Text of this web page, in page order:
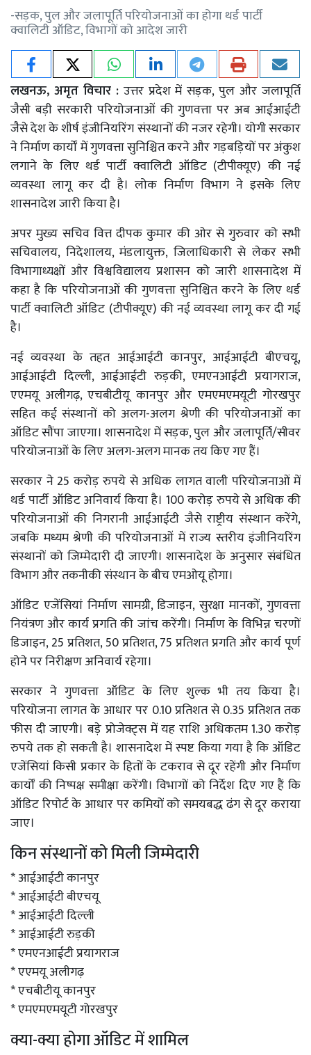
-सड़क, पुल और जलापूर्ति परियोजनाओं का होगा थर्ड पार्टी
क्वालिटी ऑडिट, विभागों को आदेश जारी
लखनऊ, अमृत विचार : उत्तर प्रदेश में सड़क, पुल और जलापूर्ति
जैसी बड़ी सरकारी परियोजनाओं की गुणवत्ता पर अब आईआईटी
जैसे देश के शीर्ष इंजीनियरिंग संस्थानों की नजर रहेगी। योगी सरकार
ने निर्माण कार्यों में गुणवत्ता सुनिश्चित करने और गड़बड़ियों पर अंकुश
लगाने के लिए थर्ड पार्टी क्वालिटी ऑडिट (टीपीक्यूए) की नई
व्यवस्था लागू कर दी है। लोक निर्माण विभाग ने इसके लिए
शासनादेश जारी किया है।
अपर मुख्य सचिव वित्त दीपक कुमार की ओर से गुरुवार को सभी
सचिवालय, निदेशालय, मंडलायुक्त, जिलाधिकारी से लेकर सभी
विभागाध्यक्षों और विश्वविद्यालय प्रशासन को जारी शासनादेश में
कहा है कि परियोजनाओं की गुणवत्ता सुनिश्चित करने के लिए थर्ड
पार्टी क्वालिटी ऑडिट (टीपीक्यूए) की नई व्यवस्था लागू कर दी गई
है।
नई व्यवस्था के तहत आईआईटी कानपुर, आईआईटी बीएचयू,
आईआईटी दिल्ली, आईआईटी रुड़की, एमएनआईटी प्रयागराज,
एएमयू अलीगढ़, एचबीटीयू कानपुर और एमएमएमयूटी गोरखपुर
सहित कई संस्थानों को अलग-अलग श्रेणी की परियोजनाओं का
ऑडिट सौंपा जाएगा। शासनादेश में सड़क, पुल और जलापूर्ति/सीवर
परियोजनाओं के लिए अलग-अलग मानक तय किए गए हैं।
सरकार ने 25 करोड़ रुपये से अधिक लागत वाली परियोजनाओं में
थर्ड पार्टी ऑडिट अनिवार्य किया है। 100 करोड़ रुपये से अधिक की
परियोजनाओं की निगरानी आईआईटी जैसे राष्ट्रीय संस्थान करेंगे,
जबकि मध्यम श्रेणी की परियोजनाओं में राज्य स्तरीय इंजीनियरिंग
संस्थानों को जिम्मेदारी दी जाएगी। शासनादेश के अनुसार संबंधित
विभाग और तकनीकी संस्थान के बीच एमओयू होगा।
ऑडिट एजेंसियां निर्माण सामग्री, डिजाइन, सुरक्षा मानकों, गुणवत्ता
नियंत्रण और कार्य प्रगति की जांच करेंगी। निर्माण के विभिन्न चरणों
डिजाइन, 25 प्रतिशत, 50 प्रतिशत, 75 प्रतिशत प्रगति और कार्य पूर्ण
होने पर निरीक्षण अनिवार्य रहेगा।
सरकार ने गुणवत्ता ऑडिट के लिए शुल्क भी तय किया है।
परियोजना लागत के आधार पर 0.10 प्रतिशत से 0.35 प्रतिशत तक
फीस दी जाएगी। बड़े प्रोजेक्ट्स में यह राशि अधिकतम 1.30 करोड़
रुपये तक हो सकती है। शासनादेश में स्पष्ट किया गया है कि ऑडिट
एजेंसियां किसी प्रकार के हितों के टकराव से दूर रहेंगी और निर्माण
कार्यों की निष्पक्ष समीक्षा करेंगी। विभागों को निर्देश दिए गए हैं कि
ऑडिट रिपोर्ट के आधार पर कमियों को समयबद्ध ढंग से दूर कराया
जाए।
किन संस्थानों को मिली जिम्मेदारी
* आईआईटी कानपुर
* आईआईटी बीएचयू
* आईआईटी दिल्ली
* आईआईटी रुड़की
* एमएनआईटी प्रयागराज
* एएमयू अलीगढ़
* एचबीटीयू कानपुर
* एमएमएमयूटी गोरखपुर
क्या-क्या होगा ऑडिट में शामिल